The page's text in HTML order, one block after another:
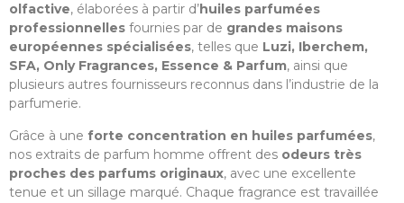
olfactive, élaborées à partir d’huiles parfumées
professionnelles fournies par de grandes maisons
européennes spécialisées, telles que Luzi, Iberchem,
SFA, Only Fragrances, Essence & Parfum, ainsi que
plusieurs autres fournisseurs reconnus dans l’industrie de la
parfumerie.
Grâce à une forte concentration en huiles parfumées,
nos extraits de parfum homme offrent des odeurs très
proches des parfums originaux, avec une excellente
tenue et un sillage marqué. Chaque fragrance est travaillée